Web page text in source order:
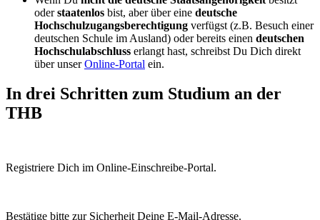
oderstaatenlos bist, aber über eine deutsche
Hochschulzugangsberechtigung verfügst (z.B. Besuch einer
deutschen Schule im Ausland) oder bereits einen deutschen
Hochschulabschluss erlangt hast, schreibst Du Dich direkt
über unserOnline-Portal ein.
In drei Schritten zum Studium an der
THB
Registriere Dich im Online-Einschreibe-Portal.
Bestätige bitte zur Sicherheit Deine E-Mail-Adresse.